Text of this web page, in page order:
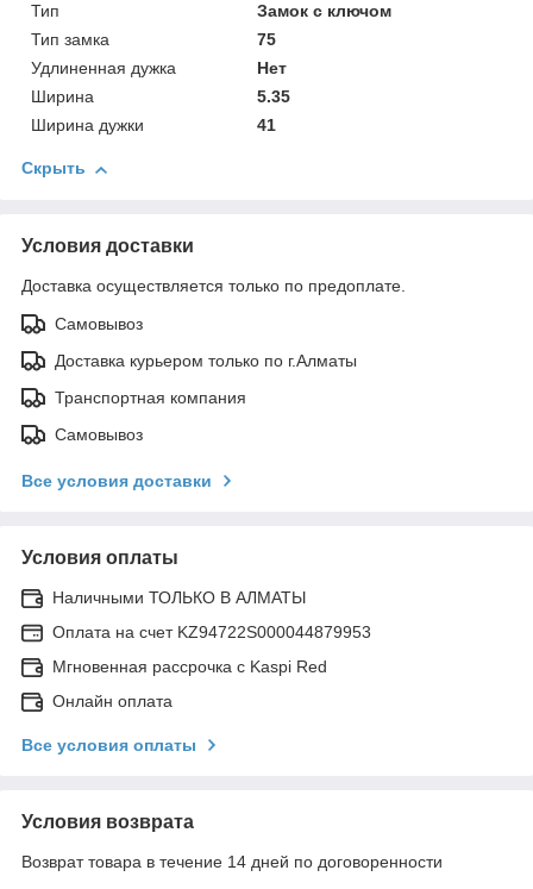
Тип
Замок с ключом
Тип замка
75
Удлиненная дужка
Нет
Ширина
5.35
Ширина дужки
41
Скрыть
Условия доставки
Доставка осуществляется только по предоплате.
Самовывоз
Доставка курьером только по г.Алматы
Транспортная компания
Самовывоз
Все условия доставки
Условия оплаты
Наличными ТОЛЬКО В АЛМАТЫ
Оплата на счет KZ94722S000044879953
Мгновенная рассрочка с Kaspi Red
Онлайн оплата
Все условия оплаты
Условия возврата
Возврат товара в течение 14 дней по договоренности